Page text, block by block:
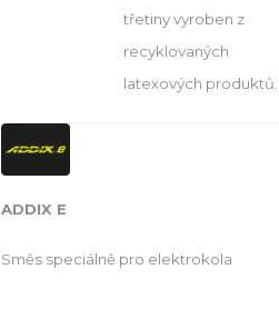
třetiny vyroben z
recyklovaných
latexových produktů.
ADDIX E
Směs speciálně pro elektrokola